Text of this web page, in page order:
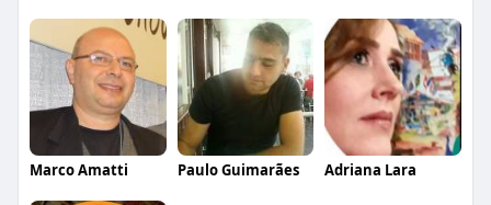
Marco Amatti Paulo Guimarães Adriana Lara